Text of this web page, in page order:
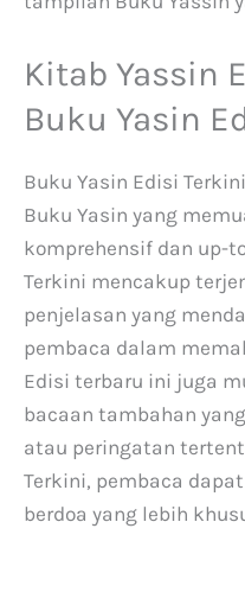
Kitab Yassin
Buku Yasin
Buku Yasin Edisi
Buku Yasin yang
komprehensif dan up-
Terkini mencakup
penjelasan yang
pembaca dalam
Edisi terbaru ini juga
bacaan tambahan
atau peringatan
Terkini, pembaca
berdoa yang lebih